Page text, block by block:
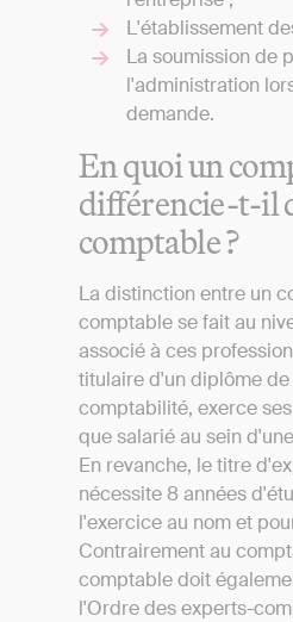
L'établissement
La soumission de
l'administration
demande.
En quoi un
différencie-t-il
comptable ?
La distinction entre un
comptable se fait au
associé à ces
titulaire d'un diplôme
comptabilité, exerce
que salarié au sein
En revanche, le titre
nécessite 8 années
l'exercice au nom et
Contrairement au
comptable doit
l'Ordre des experts-